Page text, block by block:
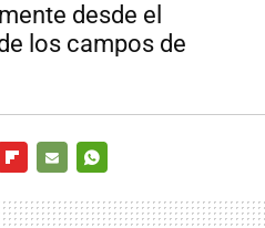
desde el
los campos de
MAIL